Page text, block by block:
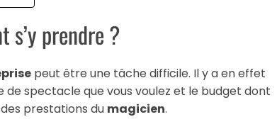
s’y prendre ?
peut être une tâche difficile. Il y a en effet
spectacle que vous voulez et le budget dont
prestations du magicien.